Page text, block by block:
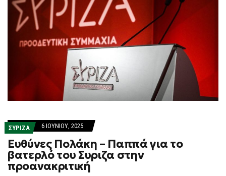
ΣΥΡΙΖΑ 6 ΙΟΥΝΊΟΥ, 2025
Ευθύνες Πολάκη – Παππά για το
βατερλό του Συριζα στην
προανακριτική